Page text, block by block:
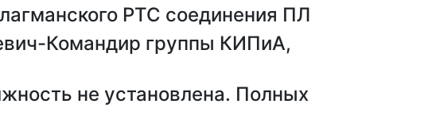
РТС соединения ПЛ
Командир группы КИПиА,
не установлена. Полных